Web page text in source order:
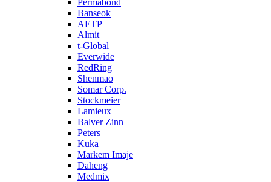
Permabond
Banseok
AETP
Almit
t-Global
Everwide
RedRing
Shenmao
Somar Corp.
Stockmeier
Lamieux
Balver Zinn
Peters
Kuka
Markem Imaje
Daheng
Medmix